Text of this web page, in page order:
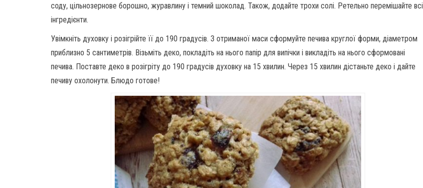
соду, цільнозернове борошно, журавлину і темний шоколад. Також, додайте трохи солі. Ретельно перемішайте всі
інгредієнти.
Увімкніть духовку і розігрійте її до 190 градусів. З отриманої маси сформуйте печива круглої форми, діаметром
приблизно 5 сантиметрів. Візьміть деко, покладіть на нього папір для випічки і викладіть на нього сформовані
печива. Поставте деко в розігріту до 190 градусів духовку на 15 хвилин. Через 15 хвилин дістаньте деко і дайте
печиву охолонути. Блюдо готове!